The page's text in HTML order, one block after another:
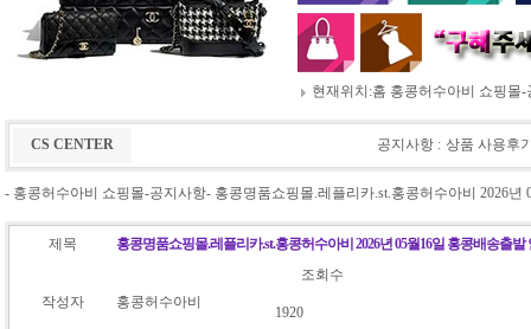
현재위치:홈 홍콩허수아비 쇼핑몰-
CS CENTER 공지사항 ː 상품 사용후
- 홍콩허수아비 쇼핑몰-공지사항- 홍콩명품쇼핑몰.레플리카.st.홍콩허수아비 2026년
제목 홍콩명품쇼핑몰.레플리카.st.홍콩허수아비 2026년 05월16일 홍콩배송출발
작성자 홍콩허수아비
조회수
1920